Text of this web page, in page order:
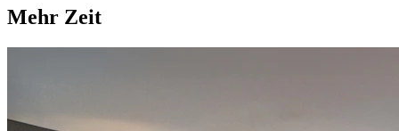
Mehr Zeit